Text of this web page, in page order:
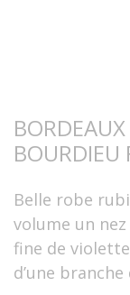
Belle robe
volume un
fine de
d’une branche